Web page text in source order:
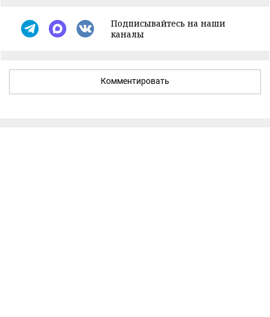
Подписывайтесь на наши
каналы
Комментировать